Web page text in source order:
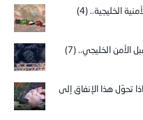
الخليجية.. (4)
الأمن الخليجي.. (7)
تحوّل هذا الإنفاق إلى